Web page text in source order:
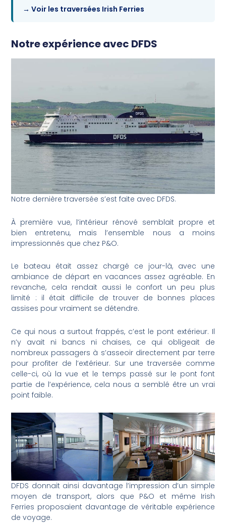
Voir les traversées Irish Ferries
Notre expérience avec DFDS
Notre dernière traversée s’est faite avec DFDS.
À première vue, l’intérieur rénové semblait propre et
bien entretenu, mais l’ensemble nous a moins
impressionnés que chez P&O.
Le bateau était assez chargé ce jour-là, avec une
ambiance de départ en vacances assez agréable. En
revanche, cela rendait aussi le confort un peu plus
limité : il était difficile de trouver de bonnes places
assises pour vraiment se détendre.
Ce qui nous a surtout frappés, c’est le pont extérieur. Il
n’y avait ni bancs ni chaises, ce qui obligeait de
nombreux passagers à s’asseoir directement par terre
pour profiter de l’extérieur. Sur une traversée comme
celle-ci, où la vue et le temps passé sur le pont font
partie de l’expérience, cela nous a semblé être un vrai
point faible.
DFDS donnait ainsi davantage l’impression d’un simple
moyen de transport, alors que P&O et même Irish
Ferries proposaient davantage de véritable expérience
de voyage.